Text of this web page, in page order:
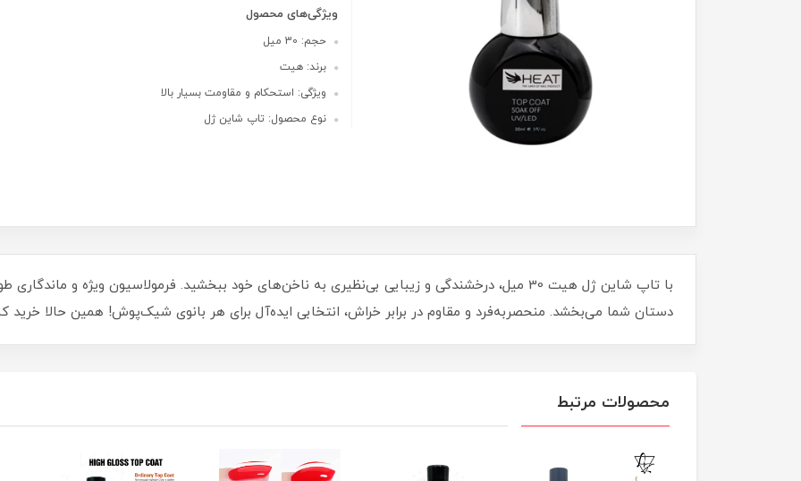
ویژگی‌های محصول
حجم: 30 میل
برند: هیت
ویژگی: استحکام و مقاومت بسیار بالا
نوع محصول: تاپ شاین ژل
با تاپ شاین ژل هیت 30 میل، درخشندگی و زیبایی بی‌نظیری به ناخن‌های خود ببخشید. فرمولاسیون ویژه و
دستان شما می‌بخشد. منحصربه‌فرد و مقاوم در برابر خراش، انتخابی ایده‌آل برای هر بانوی شیک‌پوش! همین حالا خرید
محصولات مرتبط